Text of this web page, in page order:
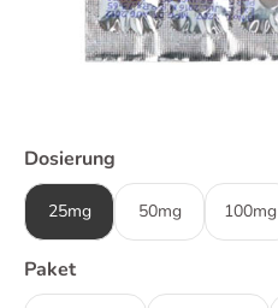
Dosierung
25mg 50mg 100mg
Paket